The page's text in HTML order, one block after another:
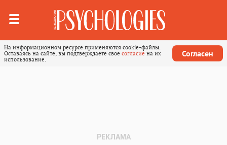
На информационном ресурсе применяются cookie-файлы.
Оставаясь на сайте, вы подтверждаете свое согласие на их
использование.
Согласен